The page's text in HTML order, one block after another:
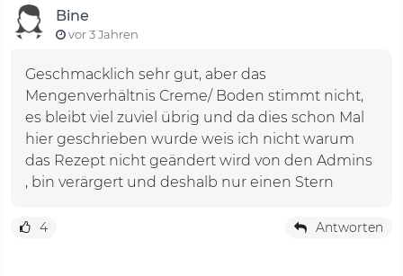
Bine
vor 3 Jahren
Geschmacklich sehr gut, aber das
Mengenverhältnis Creme/ Boden stimmt nicht,
es bleibt viel zuviel übrig und da dies schon Mal
hier geschrieben wurde weis ich nicht warum
das Rezept nicht geändert wird von den Admins
, bin verärgert und deshalb nur einen Stern
4 Antworten